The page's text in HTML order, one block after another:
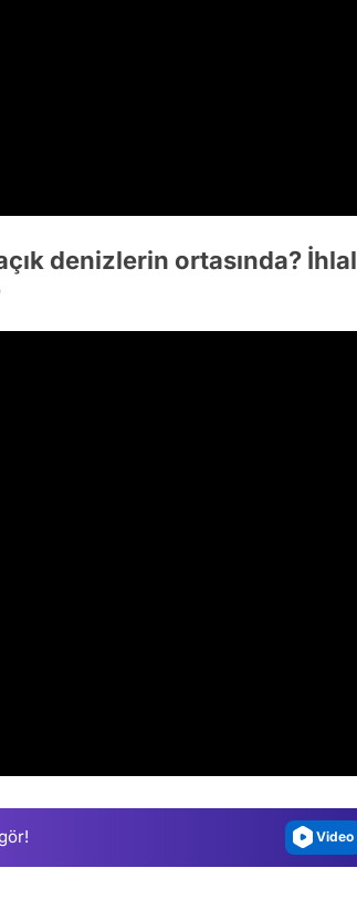
denizlerin ortasında? İhlal
Video